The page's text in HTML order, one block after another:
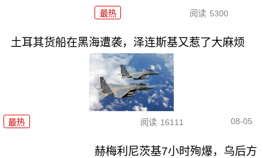
最热 阅读 5300
土耳其货船在黑海遭袭，泽连斯基又惹了大麻烦
最热 阅读 16111 08-05
赫梅利尼茨基7小时殉爆，乌后方